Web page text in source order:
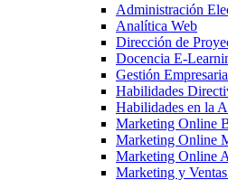
Administración
Analítica Web
Dirección de
Docencia E-
Gestión
Habilidades
Habilidades en la
Marketing Online
Marketing Online
Marketing Online
Marketing y